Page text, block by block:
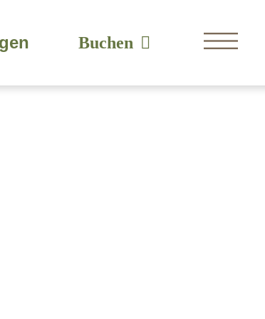
Buchen